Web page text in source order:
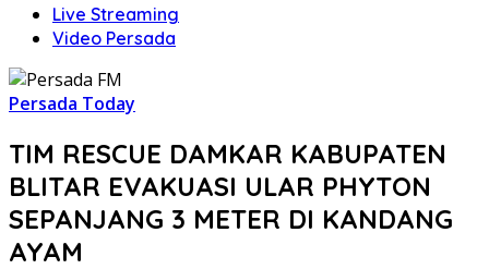
Live Streaming
Video Persada
Persada Today
TIM RESCUE DAMKAR KABUPATEN
BLITAR EVAKUASI ULAR PHYTON
SEPANJANG 3 METER DI KANDANG
AYAM